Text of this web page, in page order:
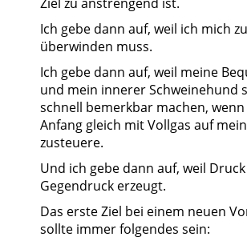
Ich gebe dann auf, weil ich mich
überwinden muss.
Ich gebe dann auf, weil meine
und mein innerer Schweinehund
schnell bemerkbar machen,
Anfang gleich mit Vollgas auf
zusteuere.
Und ich gebe dann auf, weil
Gegendruck erzeugt.
Das erste Ziel bei einem neuen
sollte immer folgendes sein: